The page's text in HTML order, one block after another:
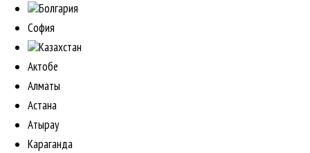
Болгария
София
Казахстан
Актобе
Алматы
Астана
Атырау
Караганда